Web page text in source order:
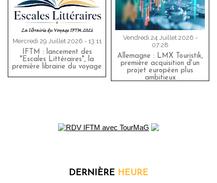
Mercredi 29 Juillet 2026 - 13:11
IFTM : lancement des
"Escales Littéraires", la
première librairie du voyage
Vendredi 24 Juillet 2026 -
07:28
Allemagne : LMX Touristik,
première acquisition d'un
projet européen plus
ambitieux
DERNIÈRE HEURE